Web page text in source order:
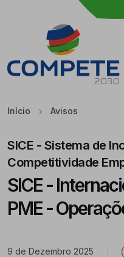
Saltar para o conteúdo
Início Avisos
SICE - Sistema de
Competitividade
SICE -
PME -
9 de Dezembro 2025